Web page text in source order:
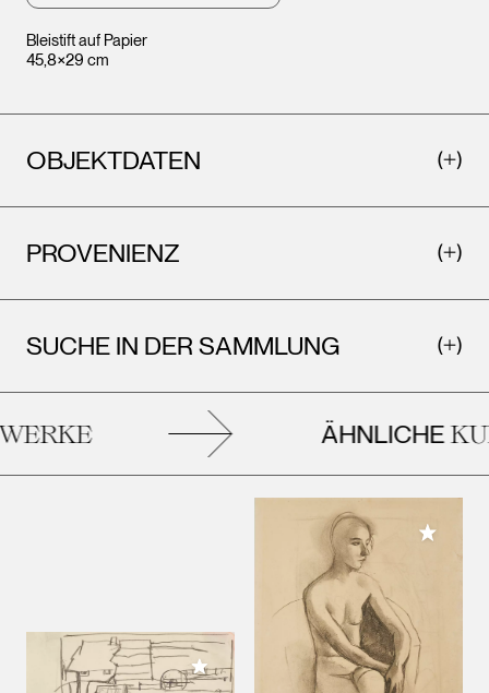
Bleistift auf Papier
45,8×29 cm
OBJEKTDATEN
PROVENIENZ
SUCHE IN DER SAMMLUNG
ÄHNLICHE
Meiner Sammlung hinzufügen
Meiner